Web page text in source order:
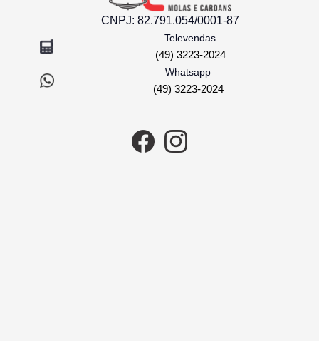
CNPJ: 82.791.054/0001-87
Televendas
(49) 3223-2024
Whatsapp
(49) 3223-2024